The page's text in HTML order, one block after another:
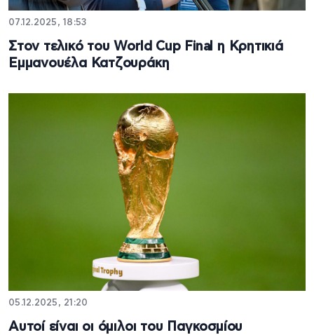
07.12.2025, 18:53
Στον τελικό του World Cup Final η Κρητικιά
Εμμανουέλα Κατζουράκη
05.12.2025, 21:20
Αυτοί είναι οι όμιλοι του Παγκοσμίου